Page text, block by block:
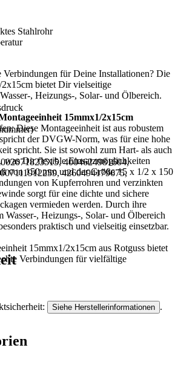
Stahlrohr
4004624981604,
4260494179675,
Verbindungen für Deine Installationen? Die
bietet Dir vielseitige
, Heizungs-, Solar- und Ölbereich.
15mmx1/2x15cm
Diese Montageeinheit ist aus robustem
der DVGW-Norm, was für eine hohe
spricht. Sie ist sowohl zum Hart- als auch
was Dir flexible Einsatzmöglichkeiten
von 150 mm und der Größe 15 x 1/2 x 150
von Kupferrohren und verzinkten
sorgt für eine dichte und sichere
vermieden werden. Durch ihre
Wasser-, Heizungs-, Solar- und Ölbereich
praktisch und vielseitig einsetzbar.
15mmx1/2x15cm aus Rotguss bietet
Verbindungen für vielfältige
Siehe Herstellerinformationen .